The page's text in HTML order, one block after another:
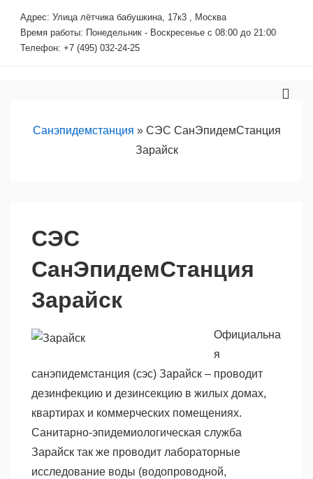
Перейти
Адрес: Улица лётчика бабушкина, 17к3 , Москва
Время работы: Понедельник - Воскресенье с 08:00 до 21:00
Телефон: +7 (495) 032-24-25
Санэпидемстанция » СЭС СанЭпидемСтанция
Зарайск
СЭС
СанЭпидемСтанция
Зарайск
Официальна
я
санэпидемстанция (сэс) Зарайск – проводит
дезинфекцию и дезинсекцию в жилых домах,
квартирах и коммерческих помещениях.
Санитарно-эпидемиологическая служба
Зарайск так же проводит лабораторные
исследование воды (водопроводной,